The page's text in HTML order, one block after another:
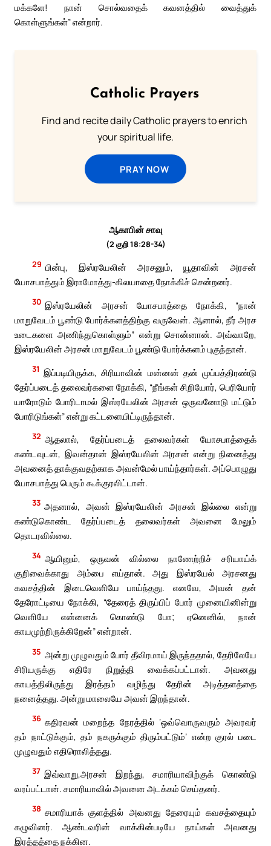
மக்களே! நான் சொல்வதைக் கவனத்தில் வைத்துக்
கொள்ளுங்கள்” என்றார்.
Catholic Prayers
Find and recite daily Catholic prayers to enrich
your spiritual life.
PRAY NOW
ஆகாபின் சாவு
(2 குறி 18:28-34)
29 பின்பு, இஸ்ரயேலின் அரசனும், யூதாவின் அரசன்
யோசபாத்தும் இராமோத்து-கிலயாதை நோக்கிச் சென்றனர்.
30 இஸ்ரயேலின் அரசன் யோசபாத்தை நோக்கி, “நான்
மாறுவேடம் பூண்டு போர்க்களத்திற்கு வருவேன். ஆனால், நீர் அரச
உடைகளை அணிந்துகொள்ளும்” என்று சொன்னான். அவ்வாறே,
இஸ்ரயேலின் அரசன் மாறுவேடம் பூண்டு போர்க்களம் புகுந்தான்.
31 இப்படியிருக்க, சிரியாவின் மன்னன் தன் முப்பத்திரண்டு
தேர்ப்படைத் தலைவர்களை நோக்கி, “நீங்கள் சிறியோர், பெரியோர்
யாரோடும் போரிடாமல் இஸ்ரயேலின் அரசன் ஒருவனோடு மட்டும்
போரிடுங்கள்” என்று கட்டளையிட்டிருந்தான்.
32 ஆதலால், தேர்ப்படைத் தலைவர்கள் யோசபாத்தைக்
கண்டவுடன், இவன்தான் இஸ்ரயேலின் அரசன் என்று நினைத்து
அவனைத் தாக்குவதற்காக அவன்மேல் பாய்ந்தார்கள். அப்பொழுது
யோசபாத்து பெரும் கூக்குரலிட்டான்.
33 அதனால், அவன் இஸ்ரயேலின் அரசன் இல்லை என்று
கண்டுகொண்ட தேர்ப்படைத் தலைவர்கள் அவனை மேலும்
தொடரவில்லை.
34 ஆயினும், ஒருவன் வில்லை நாணேற்றிச் சரியாய்க்
குறிவைக்காது அம்பை எய்தான். அது இஸ்ரயேல் அரசனது
கவசத்தின் இடைவெளியே பாய்ந்தது. எனவே, அவன் தன்
தேரோட்டியை நோக்கி, “தேரைத் திருப்பிப் போர் முனையினின்று
வெளியே என்னைக் கொண்டு போ; ஏனெனில், நான்
காயமுற்றிருக்கிறேன்” என்றான்.
35 அன்று முழுவதும் போர் தீவிரமாய் இருந்ததால், தேரிலேயே
சிரியருக்கு எதிரே நிறுத்தி வைக்கப்பட்டான். அவனது
காயத்திலிருந்து இரத்தம் வழிந்து தேரின் அடித்தளத்தை
நனைத்தது. அன்று மாலையே அவன் இறந்தான்.
36 கதிரவன் மறைந்த நேரத்தில் ‘ஒவ்வொருவரும் அவரவர்
தம் நாட்டுக்கும், தம் நகருக்கும் திரும்பட்டும்’ என்ற குரல் படை
முழுவதும் எதிரொலித்தது.
37 இவ்வாறு,அரசன் இறந்து, சமாரியாவிற்குக் கொண்டு
வரப்பட்டான். சமாரியாவில் அவனை அடக்கம் செய்தனர்.
38 சமாரியாக் குளத்தில் அவனது தேரையும் கவசத்தையும்
கழுவினர். ஆண்டவரின் வாக்கின்படியே நாய்கள் அவனது
இரத்தத்தை நக்கின.